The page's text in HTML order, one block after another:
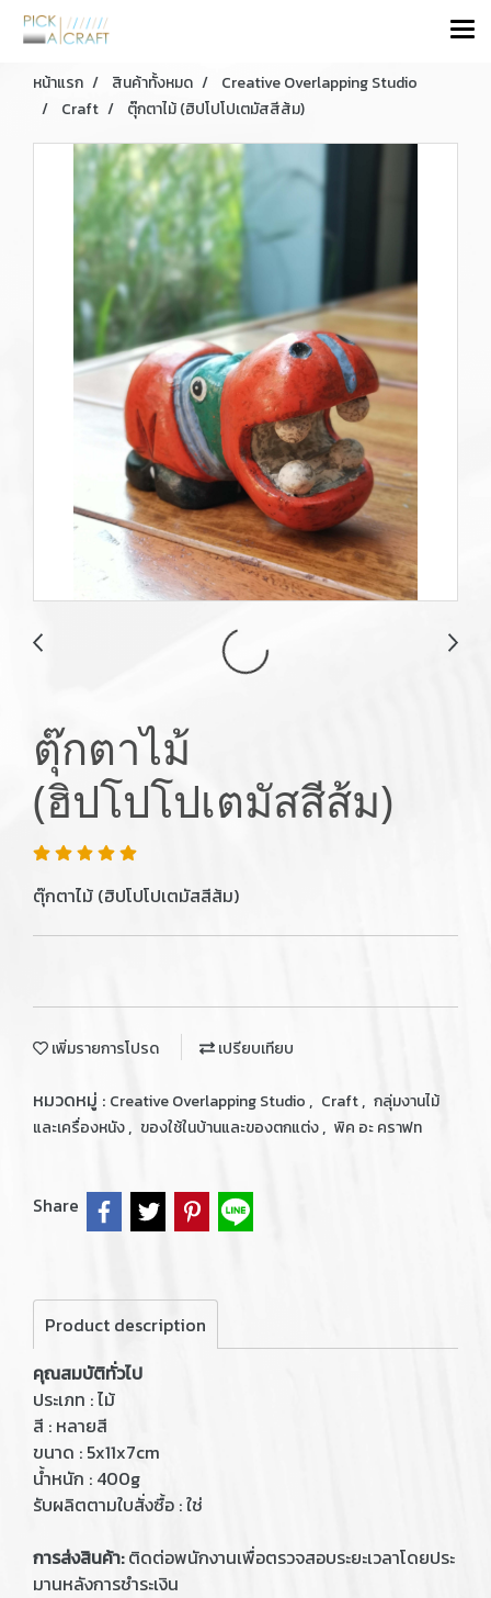
หน้าแรก สินค้าทั้งหมด
Creative Overlapping Studio
Craft
ตุ๊กตาไม้ (ฮิปโปโปเตมัสสีส้ม)
ตุ๊กตาไม้
(ฮิปโปโปเตมัสสีส้ม)
ตุ๊กตาไม้ (ฮิปโปโปเตมัสสีส้ม)
เพิ่มรายการโปรด เปรียบเทียบ
หมวดหมู่ : Creative Overlapping Studio , Craft, กลุ่มงานไม้
และเครื่องหนัง, ของใช้ในบ้านและของตกแต่ง, พิค อะ คราฟท
Share
Product description
คุณสมบัติทั่วไป
ประเภท : ไม้
สี : หลายสี
ขนาด : 5x11x7cm
น้ำหนัก : 400g
รับผลิตตามใบสั่งซื้อ : ใช่
การส่งสินค้า:ติดต่อพนักงานเพื่อตรวจสอบระยะเวลาโดยประ
มานหลังการชำระเงิน